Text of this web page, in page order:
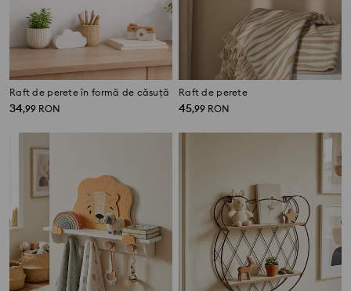
Raft de perete în formă de căsuță
34,99 RON
Raft de perete
45,99 RON